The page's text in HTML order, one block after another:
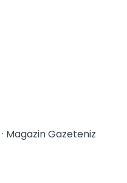
· Magazin Gazeteniz